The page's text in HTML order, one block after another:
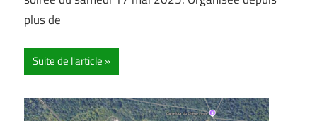
plus de
Suite de l'article